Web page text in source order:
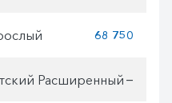
68 750
Расширенный —